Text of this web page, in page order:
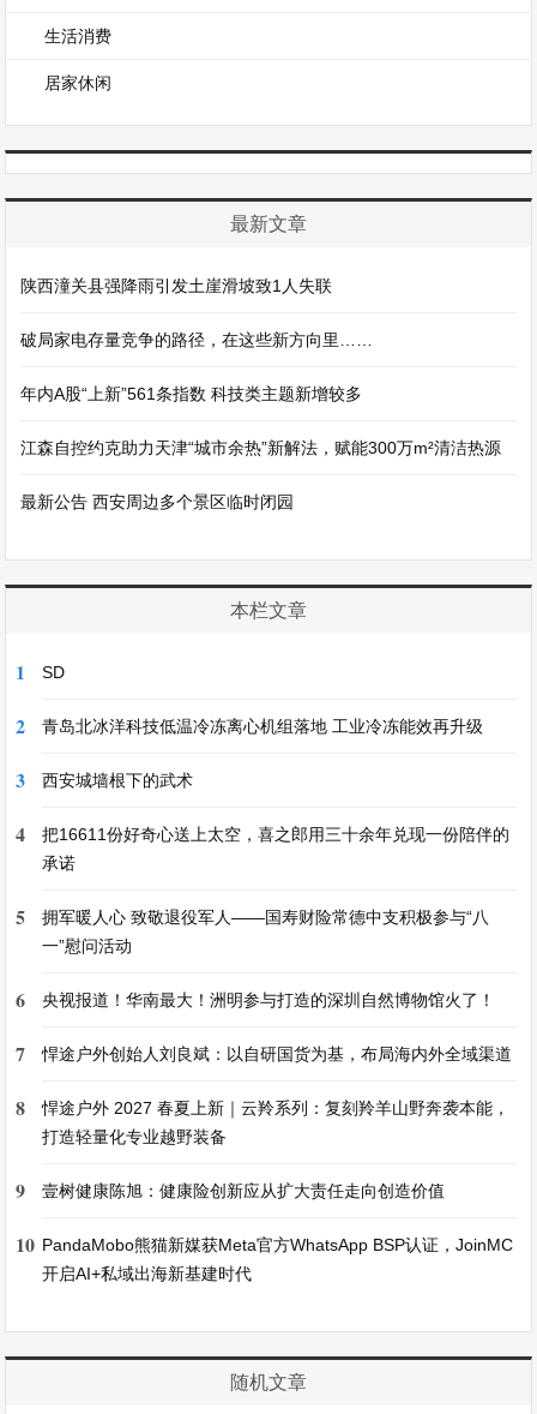
生活消费
居家休闲
最新文章
陕西潼关县强降雨引发土崖滑坡致1人失联
破局家电存量竞争的路径，在这些新方向里……
年内A股“上新”561条指数 科技类主题新增较多
江森自控约克助力天津“城市余热”新解法，赋能300万m²清洁热源
最新公告 西安周边多个景区临时闭园
本栏文章
1 SD
2 青岛北冰洋科技低温冷冻离心机组落地 工业冷冻能效再升级
3 西安城墙根下的武术
4
把16611份好奇心送上太空，喜之郎用三十余年兑现一份陪伴的
承诺
5
拥军暖人心 致敬退役军人——国寿财险常德中支积极参与“八
一”慰问活动
6 央视报道！华南最大！洲明参与打造的深圳自然博物馆火了！
7 悍途户外创始人刘良斌：以自研国货为基，布局海内外全域渠道
8
悍途户外 2027 春夏上新｜云羚系列：复刻羚羊山野奔袭本能，
打造轻量化专业越野装备
9 壹树健康陈旭：健康险创新应从扩大责任走向创造价值
10 PandaMobo熊猫新媒获Meta官方WhatsApp BSP认证，JoinMC
开启AI+私域出海新基建时代
随机文章